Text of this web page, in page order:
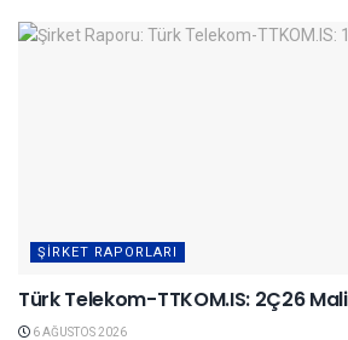
ŞIRKET RAPORLARI
Türk Telekom-TTKOM.IS: 2Ç26
6 AĞUSTOS 2026